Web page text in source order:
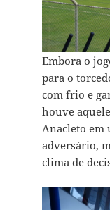
Embora o
para o
com frio e
houve
Anacleto em
adversário,
clima de